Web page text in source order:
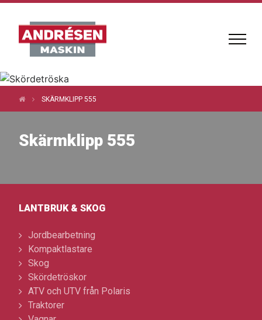
SKÄRMKLIPP 555
Skärmklipp 555
LANTBRUK & SKOG
Jordbearbetning
Kompaktlastare
Skog
Skördetröskor
ATV och UTV från Polaris
Traktorer